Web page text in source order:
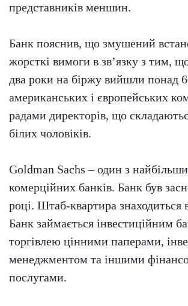
представників меншин.
Банк пояснив, що змушений
жорсткі вимоги в зв’язку з тим,
два роки на біржу вийшли понад
американських і європейських
радами директорів, що
білих чоловіків.
Goldman Sachs – один з
комерційних банків. Банк був
році. Штаб-квартира
Банк займається інвестиційним
торгівлею цінними паперами,
менеджментом та іншими
послугами.